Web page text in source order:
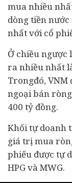
mua nhiều
dòng tiền
nhất với cổ
Ở chiều ngược
ra nhiều nhất là
Trongđó,
ngoại bán
400 tỷ đồng.
Khối tự doanh
giá trị mua
phiếu được tự
HPG và MWG.